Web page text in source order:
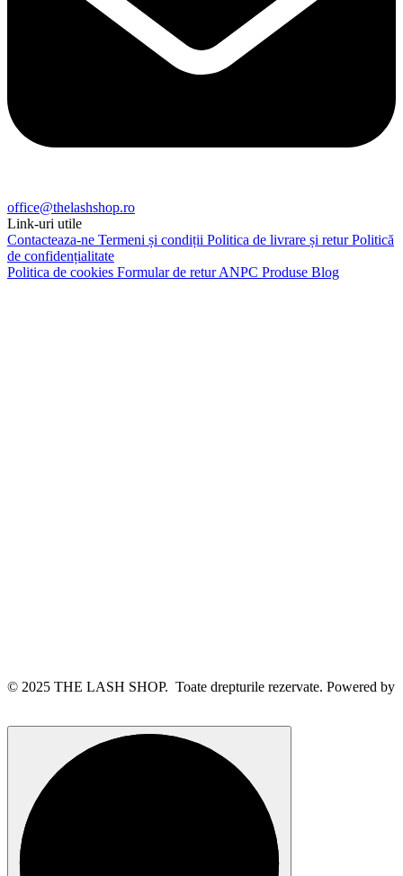
office@thelashshop.ro
Link-uri utile
Contacteaza-ne Termeni și condiții Politica de livrare și returPolitică
de confidențialitate
Politica de cookies Formular de returANPC Produse Blog
© 2025 THE LASH SHOP. Toate drepturile rezervate. Powered by